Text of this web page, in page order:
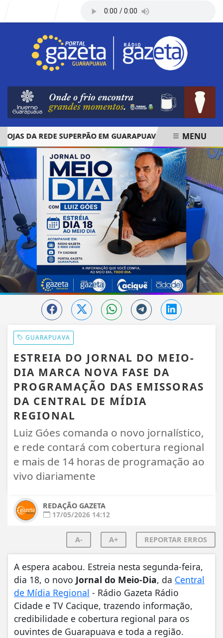
REDE SUPERPÃO EM GUARAPUAVA E PALMAS
EM ALTA
MENU
GUARAPUAVA
ESTREIA DO JORNAL DO MEIO-
DIA MARCA NOVA FASE DA
PROGRAMAÇÃO DAS EMISSORAS
DA CENTRAL DE MÍDIA
REGIONAL
Luiz Góes comanda o novo jornalístico,
e rede contará com cobertura regional
e mais de 14 horas de programação ao
vivo diariamente
REDAÇÃO GAZETA
17/05/2026 14:12
A- A+ REPORTAR ERROS
A espera acabou. Estreia nesta segunda-feira,
dia 18, o novo Jornal do Meio-Dia, da Central
de Mídia Regional - Rádio Gazeta Rádio
Cidade e TV Cacique, trazendo informação,
credibilidade e cobertura regional para os
ouvintes de Guarapuava e toda a região.